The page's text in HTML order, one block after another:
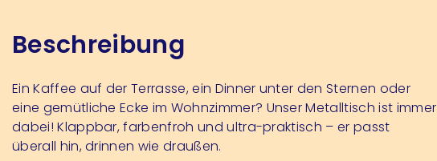
Beschreibung
Ein Kaffee auf der Terrasse, ein Dinner unter den Sternen oder
eine gemütliche Ecke im Wohnzimmer? Unser Metalltisch ist immer
dabei! Klappbar, farbenfroh und ultra-praktisch – er passt
überall hin, drinnen wie draußen.